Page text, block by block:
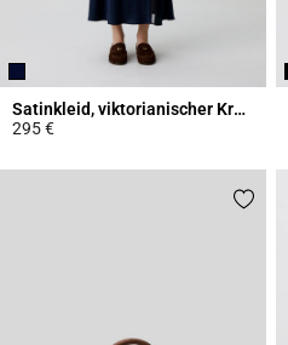
Satinkleid, viktorianischer Kragen
295 €